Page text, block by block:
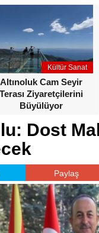
Kültür Sanat
Altınoluk Cam Seyir
Terası Ziyaretçilerini
Büyülüyor
Dost
Paylaş